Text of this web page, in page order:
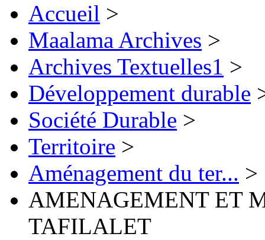
Accueil >
Maalama Archives >
Archives Textuelles1 >
Développement durable
Société Durable >
Territoire >
Aménagement du ter... >
AMENAGEMENT ET
TAFILALET